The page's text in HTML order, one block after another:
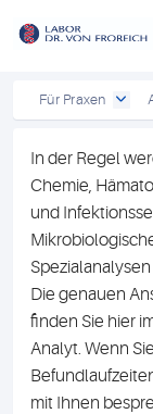
Für Praxen
In der Regel
Chemie,
und
Die genauen
finden Sie hier
Analyt. Wenn
mit Ihnen